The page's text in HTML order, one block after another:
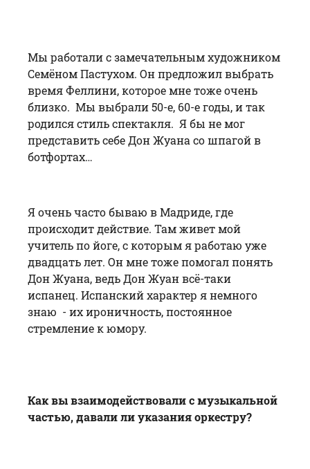
Мы работали с замечательным художником
Семёном Пастухом. Он предложил выбрать
время Феллини, которое мне тоже очень
близко. Мы выбрали 50-е, 60-е годы, и так
родился стиль спектакля. Я бы не мог
представить себе Дон Жуана со шпагой в
ботфортах…
Я очень часто бываю в Мадриде, где
происходит действие. Там живет мой
учитель по йоге, с которым я работаю уже
двадцать лет. Он мне тоже помогал понять
Дон Жуана, ведь Дон Жуан всё-таки
испанец. Испанский характер я немного
знаю - их ироничность, постоянное
стремление к юмору.
Как вы взаимодействовали с музыкальной
частью, давали ли указания оркестру?